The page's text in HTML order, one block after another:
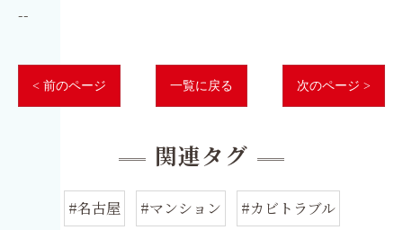
--
< 前のページ 一覧に戻る 次のページ >
関連タグ
#名古屋 #マンション
#カビトラブル